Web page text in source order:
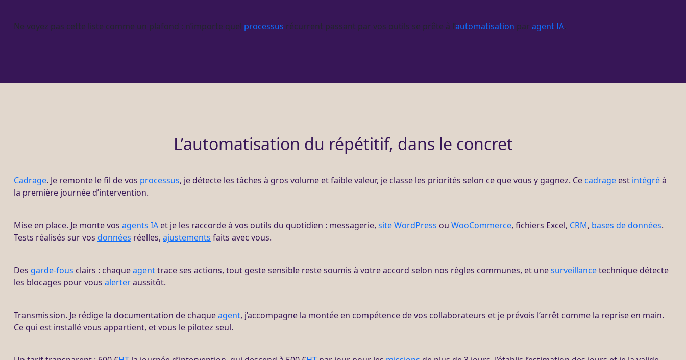
Ne voyez pas cette liste comme un plafond : n’importe quel processus récurrent passant par vos outils se prête à l’automatisation par agentIA.
L’automatisation du répétitif, dans le concret
Cadrage. Je remonte le fil de vos processus, je détecte les tâches à gros volume et faible valeur, je classe les priorités selon ce que vous y gagnez. Ce cadrage est intégréà
la première journée d’intervention.
Mise en place. Je monte vos agents IA et je les raccorde à vos outils du quotidien : messagerie, site WordPress ou WooCommerce, fichiers Excel, CRM, bases de données.
Tests réalisés sur vos données réelles, ajustements faits avec vous.
Des garde-fous clairs : chaqueagenttrace ses actions, tout geste sensible reste soumis à votre accord selon nos règles communes, et unesurveillancetechnique détecte
les blocages pour vous alerteraussitôt.
Transmission. Je rédige la documentation de chaqueagent, j’accompagne la montée en compétence de vos collaborateurs et je prévois l’arrêt comme la reprise en main.
Ce qui est installé vous appartient, et vous le pilotez seul.